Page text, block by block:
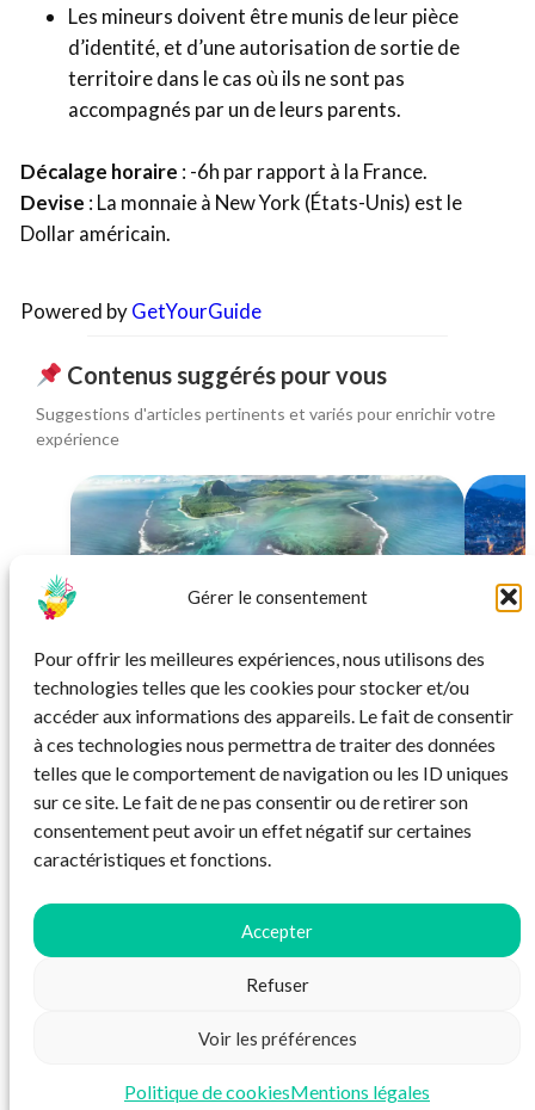
Gérer le consentement
Pour offrir les meilleures expériences, nous utilisons des
technologies telles que les cookies pour stocker et/ou
accéder aux informations des appareils. Le fait de consentir
à ces technologies nous permettra de traiter des données
telles que le comportement de navigation ou les ID uniques
sur ce site. Le fait de ne pas consentir ou de retirer son
consentement peut avoir un effet négatif sur certaines
caractéristiques et fonctions.
Accepter
Refuser
Voir les préférences
Politique de cookiesMentions légales
Les mineurs doivent être munis de leur pièce
d’identité, et d’une autorisation de sortie de
territoire dans le cas où ils ne sont pas
accompagnés par un de leurs parents.
Décalage horaire : -6h par rapport à la France.
Devise : La monnaie à New York (États-Unis) est le
Dollar américain.
Powered byGetYourGuide
Contenus suggérés pour vous
Suggestions d'articles pertinents et variés pour enrichir votre
expérience
SÉJOUR
Séjour de rêve à l’Île Maurice : au cœur du
paradis sur terre
En demi-pensio